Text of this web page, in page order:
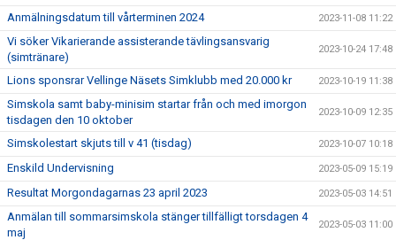
Anmälningsdatum till vårterminen 2024 2023-11-08 11:22
Vi söker Vikarierande assisterande tävlingsansvarig
(simtränare)
2023-10-24 17:48
Lions sponsrar Vellinge Näsets Simklubb med 20.000 kr 2023-10-19 11:38
Simskola samt baby-minisim startar från och med imorgon
tisdagen den 10 oktober
2023-10-09 12:35
Simskolestart skjuts till v 41 (tisdag) 2023-10-07 10:18
Enskild Undervisning 2023-05-09 15:19
Resultat Morgondagarnas 23 april 2023 2023-05-03 14:51
Anmälan till sommarsimskola stänger tillfälligt torsdagen 4
maj
2023-05-03 11:00